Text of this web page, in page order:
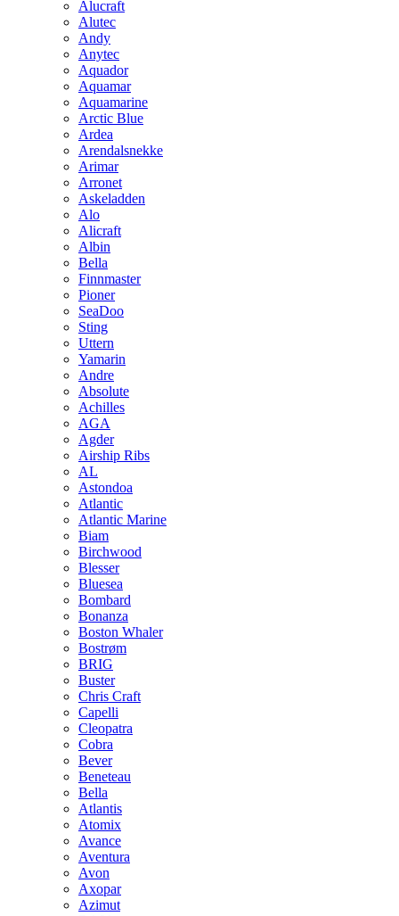
Alucraft
Alutec
Andy
Anytec
Aquador
Aquamar
Aquamarine
Arctic Blue
Ardea
Arendalsnekke
Arimar
Arronet
Askeladden
Alo
Alicraft
Albin
Bella
Finnmaster
Pioner
SeaDoo
Sting
Uttern
Yamarin
Andre
Absolute
Achilles
AGA
Agder
Airship Ribs
AL
Astondoa
Atlantic
Atlantic Marine
Biam
Birchwood
Blesser
Bluesea
Bombard
Bonanza
Boston Whaler
Bostrøm
BRIG
Buster
Chris Craft
Capelli
Cleopatra
Cobra
Bever
Beneteau
Bella
Atlantis
Atomix
Avance
Aventura
Avon
Axopar
Azimut